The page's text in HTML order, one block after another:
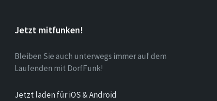
Jetzt mitfunken!
Bleiben Sie auch unterwegs immer auf dem
Laufenden mit DorfFunk!
Jetzt laden für iOS & Android